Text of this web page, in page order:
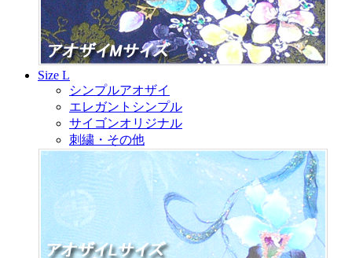
Size L
シンプルアオザイ
エレガントシンプル
サイゴンオリジナル
刺繍・その他